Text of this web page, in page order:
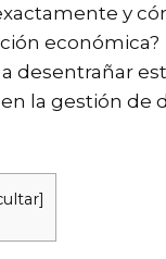
y
económica?
desentrañar
la gestión de
]